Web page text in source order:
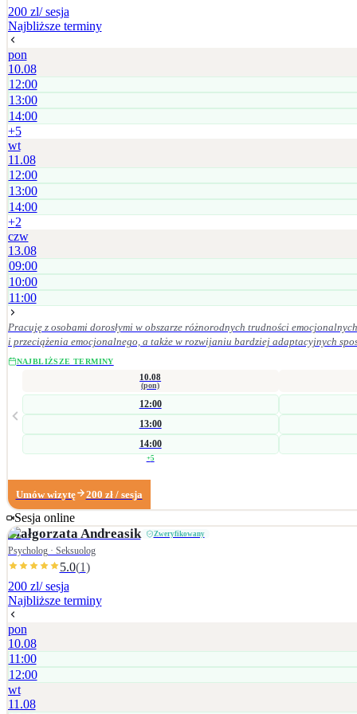
200 zl/ sesja
Najbliższe terminy
pon
10.08
12:00
13:00
14:00
+5
wt
11.08
12:00
13:00
14:00
+2
czw
13.08
09:00
10:00
11:00
Pracuję z osobami dorosłymi w obszarze różnorodnych trudności
i przeciążenia emocjonalnego, a także w rozwijaniu bardziej adaptacyjnych sposobów radzenia sobie oraz
znaczenie mają dla mnie empatia, odpowiedzialność kliniczna, poufność,
NAJBLIŻSZE TERMINY
10.08
(pon)
12:00
13:00
14:00
+5
Umów wizytę 200 zł / sesja
Sesja online
MałgorzataAndreasik Zweryfikowany
Psycholog · Seksuolog
5.0(1)
200 zl/ sesja
Najbliższe terminy
pon
10.08
11:00
12:00
wt
11.08